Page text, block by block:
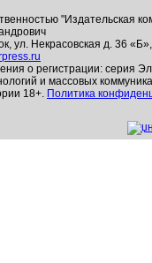
"Издательская
ул. Некрасовская д. 36
о регистрации: серия
и массовых
18+. Политика